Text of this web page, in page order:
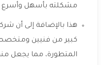
مشكلته بأسهل وأسرع
هذا بالإضافة إلى أن
كبير من فنيين
المتطورة، مما يجعل